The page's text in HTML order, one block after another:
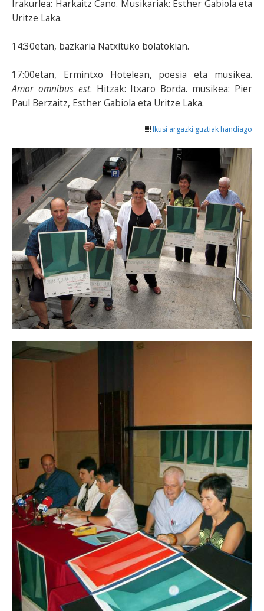
Irakurlea: Harkaitz Cano. Musikariak: Esther Gabiola eta
Uritze Laka.
14:30etan, bazkaria Natxituko bolatokian.
17:00etan, Ermintxo Hotelean, poesia eta musikea.
Amor omnibus est. Hitzak: Itxaro Borda. musikea: Pier
Paul Berzaitz, Esther Gabiola eta Uritze Laka.
Ikusi argazki guztiak handiago